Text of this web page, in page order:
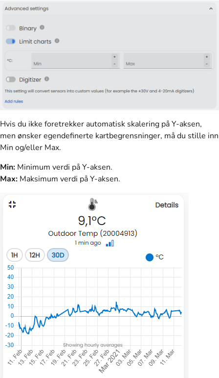
Hvis du ikke foretrekker automatisk skalering på Y-aksen,
men ønsker egendefinerte kartbegrensninger, må du stille inn
Min og/eller Max.
Min: Minimum verdi på Y-aksen.
Max: Maksimum verdi på Y-aksen.